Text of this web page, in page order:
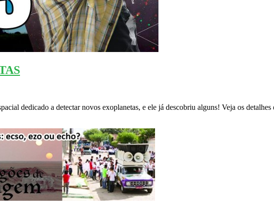
dedicado a detectar novos exoplanetas, e ele já descobriu alguns! Veja os detalhes